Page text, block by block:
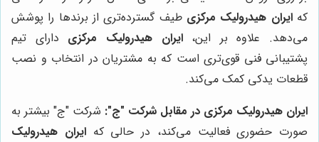
کهایران هیدرولیک مرکزی طیف گسترده‌تری از برندها را پوشش
می‌دهد. علاوه بر این،ایران هیدرولیک مرکزی دارای تیم
پشتیبانی فنی قوی‌تری است که به مشتریان در انتخاب و نصب
قطعات یدکی کمک می‌کند.
ایران هیدرولیک مرکزی در مقابل شرکت "ج": شرکت "ج" بیشتر به
صورت حضوری فعالیت می‌کند، در حالی کهایران هیدرولیک